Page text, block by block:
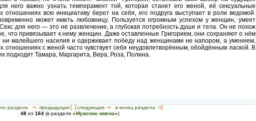
него важно узнать темперамент той, которая станет его женой, её сексуальные
отношениях всю инициативу берет на себя, его подруга выступает в роли ведомой.
может иметь любовницу. Пользуется огромным успехом у женщин, умеет
для него — это не развлечение, а глубокая потребность души и тела. Он не похож
что привязывает к нему женщин. Даже оставленные Григорием, они сохраняют о нём
малейшего насилия и одерживает победу над женщинами не напором, а умением,
отношениях с женой часто чувствует себя неудовлетворённым, обойдённым лаской. В
подходят Тамара, Маргарита, Вера, Роза, Полина.
раздела <- предыдущая] [ следующая -> в конец раздела ->]
48 из 164 (в разделе «Мужские имена»)